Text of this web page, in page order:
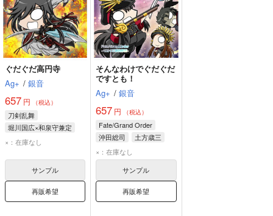
ぐだぐだ高円寺
Ag+ / 銀音
657 円 （税込）
刀剣乱舞
堀川国広×和泉守兼定
和泉守兼定
×：在庫なし
サンプル
再販希望
そんなわけでぐだぐだ
ですとも！
Ag+ / 銀音
657 円 （税込）
Fate/Grand Order
沖田総司
土方歳三
織田信長
×：在庫なし
サンプル
再販希望